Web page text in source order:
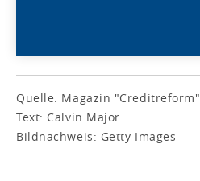
Quelle: Magazin "Creditreform"
Text: Calvin Major
Bildnachweis: Getty Images